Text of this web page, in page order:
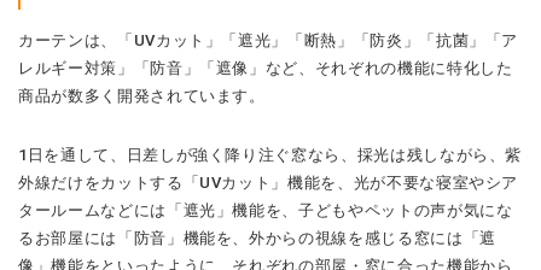
カーテンは、「UVカット」「遮光」「断熱」「防炎」「抗菌」「ア
レルギー対策」「防音」「遮像」など、それぞれの機能に特化した
商品が数多く開発されています。
1日を通して、日差しが強く降り注ぐ窓なら、採光は残しながら、紫
外線だけをカットする「UVカット」機能を、光が不要な寝室やシア
タールームなどには「遮光」機能を、子どもやペットの声が気にな
るお部屋には「防音」機能を、外からの視線を感じる窓には「遮
像」機能をといったように、それぞれの部屋・窓に合った機能から